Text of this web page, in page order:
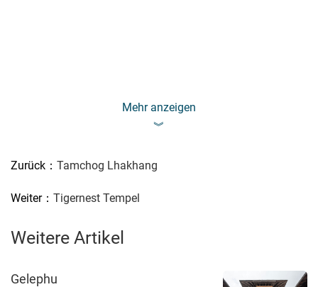
Mehr anzeigen
︾
Zurück： Tamchog Lhakhang
Weiter： Tigernest Tempel
Weitere Artikel
Gelephu